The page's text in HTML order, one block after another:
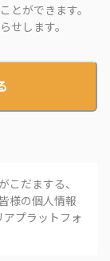
とができます。
せします。
こだまする、
様の個人情報
プラットフォ